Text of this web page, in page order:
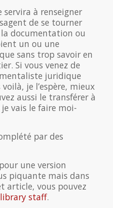
servira à renseigner
de se tourner
documentation ou
un ou une
sans trop savoir en
Si vous venez de
juridique
je l’espère, mieux
aussi le transférer à
vais le faire moi-
par des
une version
piquante mais dans
article, vous pouvez
staff.